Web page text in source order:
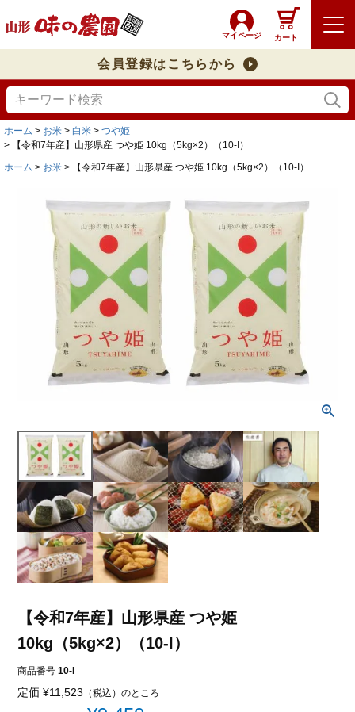
マイページ カート
会員登録はこちらから
ホーム お米 白米
つや姫
【令和7年産】山形県産 つや姫 10kg（5kg×2）（10-I）
ホーム
お米 【令和7年産】山形県産 つや姫 10kg（5kg×2）（10-I）
【令和7年産】山形県産 つや姫
10kg（5kg×2）（10-I）
商品番号 10-I
定価 ¥11,523 （税込）のところ